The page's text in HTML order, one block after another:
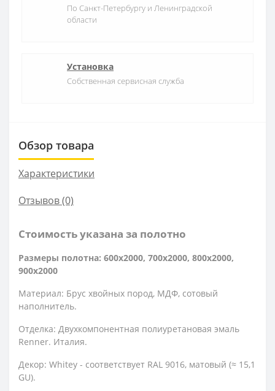
По Санкт-Петербургу и Ленинградской
области
Установка
Собственная сервисная служба
Обзор товара
Характеристики
Отзывов (0)
Стоимость указана за полотно
Размеры полотна: 600x2000, 700x2000, 800x2000,
900x2000
Материал: Брус хвойных пород, МДФ, сотовый
наполнитель.
Отделка: Двухкомпонентная полиуретановая эмаль
Renner. Италия.
Декор: Whitey - соответствует RAL 9016, матовый (≈ 15,1
GU).